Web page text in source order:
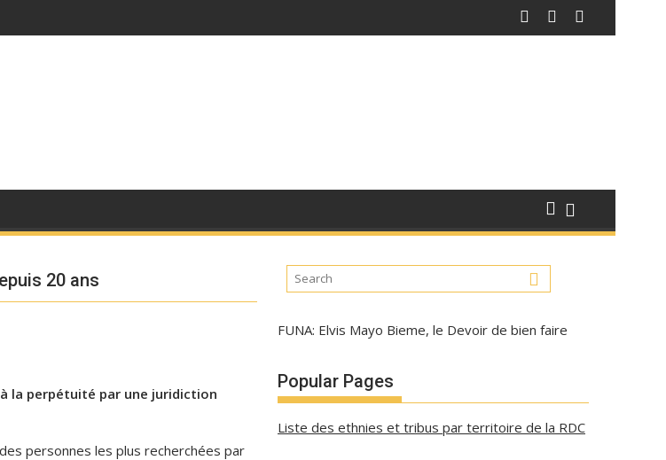
20 ans
la perpétuité par une juridiction
personnes les plus recherchées par
FUNA: Elvis Mayo Bieme, le Devoir de bien faire
Popular Pages
Liste des ethnies et tribus par territoire de la RDC